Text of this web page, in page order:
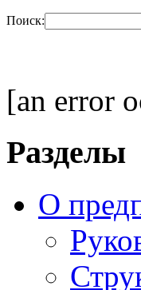
Поиск:
[an error
Разделы
О